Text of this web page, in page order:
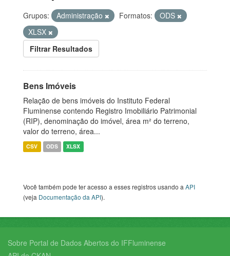
Grupos: Administração Formatos:
ODS
XLSX
Filtrar Resultados
Bens Imóveis
Relação de bens imóveis do Instituto Federal
Fluminense contendo Registro Imobiliário Patrimonial
(RIP), denominação do imóvel, área m² do terreno,
valor do terreno, área...
CSV ODS XLSX
Você também pode ter acesso a esses registros usando aAPI
(veja Documentação da API).
Sobre Portal de Dados Abertos do IFFluminense